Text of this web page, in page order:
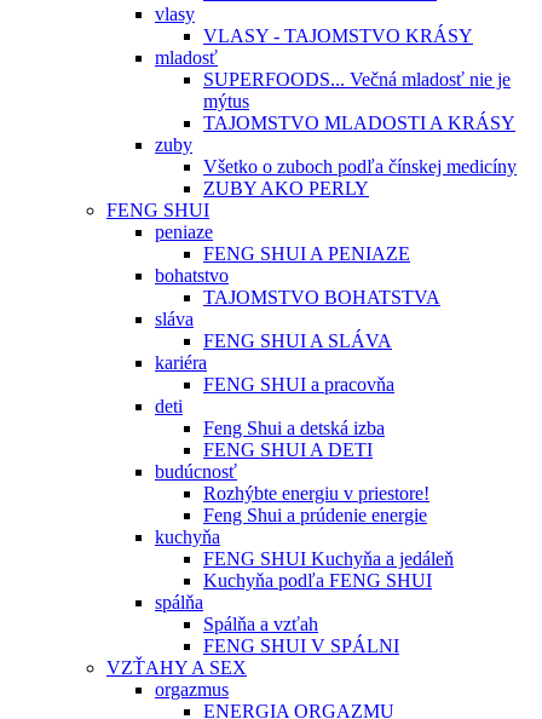
vlasy
VLASY - TAJOMSTVO KRÁSY
mladosť
SUPERFOODS... Večná mladosť nie je
mýtus
TAJOMSTVO MLADOSTI A KRÁSY
zuby
Všetko o zuboch podľa čínskej medicíny
ZUBY AKO PERLY
FENG SHUI
peniaze
FENG SHUI A PENIAZE
bohatstvo
TAJOMSTVO BOHATSTVA
sláva
FENG SHUI A SLÁVA
kariéra
FENG SHUI a pracovňa
deti
Feng Shui a detská izba
FENG SHUI A DETI
budúcnosť
Rozhýbte energiu v priestore!
Feng Shui a prúdenie energie
kuchyňa
FENG SHUI Kuchyňa a jedáleň
Kuchyňa podľa FENG SHUI
spálňa
Spálňa a vzťah
FENG SHUI V SPÁLNI
VZŤAHY A SEX
orgazmus
ENERGIA ORGAZMU